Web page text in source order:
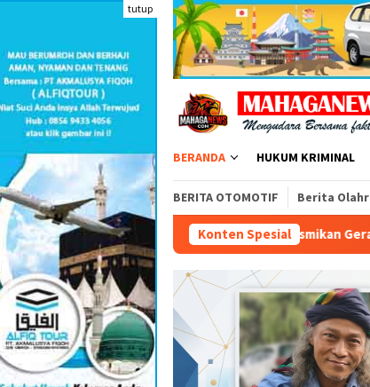
Loncat
konten
tutup
BERANDA HUKUM KRIMINAL
BERITA OTOMOTIF Berita
Konten Spesial
Kabinet Merah Putih, BNN Resmikan Gerakan ANANDA